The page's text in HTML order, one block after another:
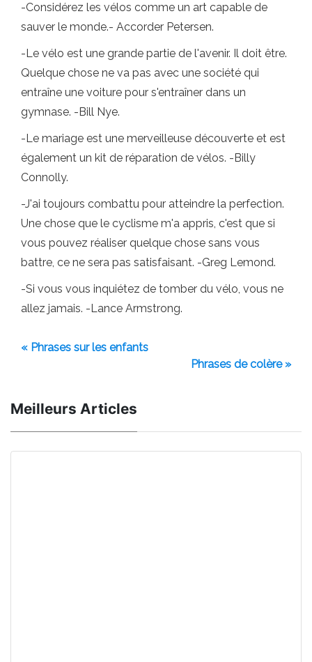
-Considérez les vélos comme un art capable de
sauver le monde.- Accorder Petersen.
-Le vélo est une grande partie de l'avenir. Il doit être.
Quelque chose ne va pas avec une société qui
entraîne une voiture pour s'entraîner dans un
gymnase. -Bill Nye.
-Le mariage est une merveilleuse découverte et est
également un kit de réparation de vélos. -Billy
Connolly.
-J'ai toujours combattu pour atteindre la perfection.
Une chose que le cyclisme m'a appris, c'est que si
vous pouvez réaliser quelque chose sans vous
battre, ce ne sera pas satisfaisant. -Greg Lemond.
-Si vous vous inquiétez de tomber du vélo, vous ne
allez jamais. -Lance Armstrong.
« Phrases sur les enfants
Phrases de colère »
Meilleurs Articles